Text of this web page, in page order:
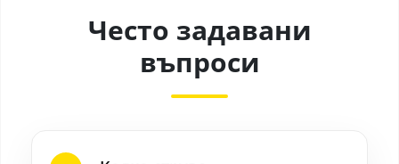
Често задавани
въпроси